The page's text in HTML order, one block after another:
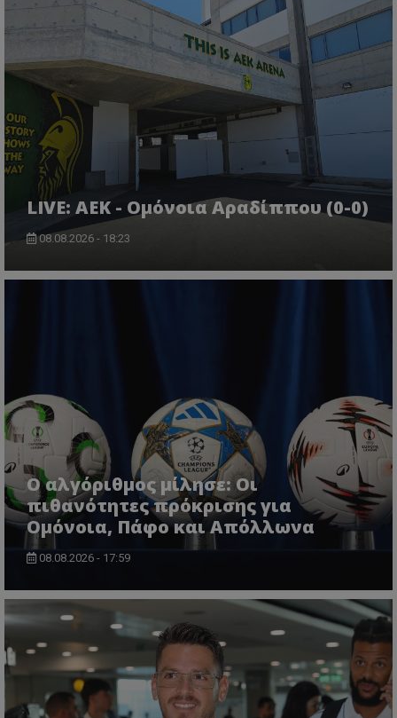
LIVE: ΑΕΚ - Ομόνοια Αραδίππου (0-0)
08.08.2026 - 18:23
Ο αλγόριθμος μίλησε: Οι
πιθανότητες πρόκρισης για
Ομόνοια, Πάφο και Απόλλωνα
08.08.2026 - 17:59